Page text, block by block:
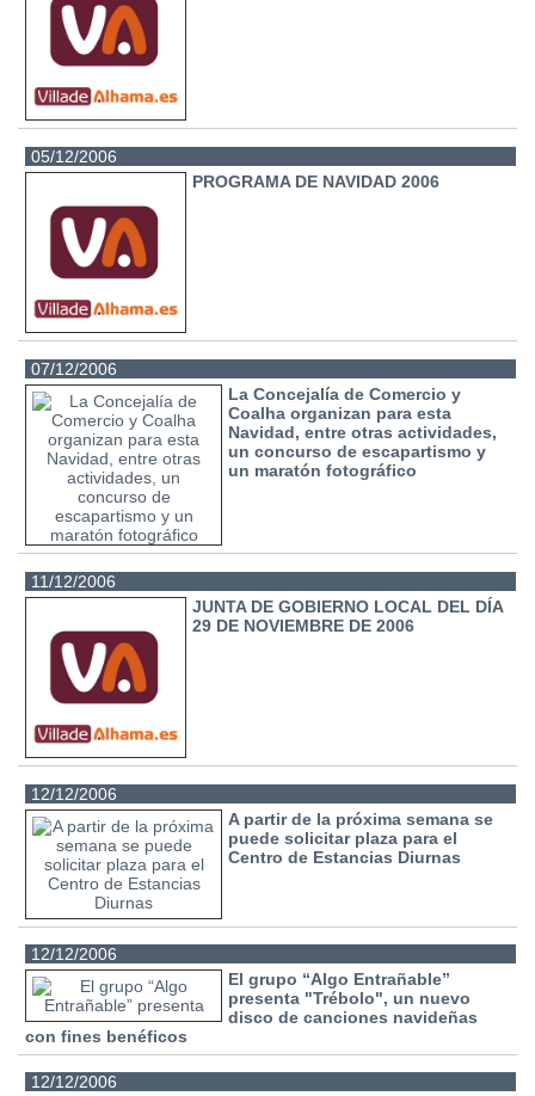
05/12/2006
PROGRAMA DE NAVIDAD 2006
07/12/2006
La Concejalía de Comercio y
Coalha organizan para esta
Navidad, entre otras actividades,
un concurso de escapartismo y
un maratón fotográfico
11/12/2006
JUNTA DE GOBIERNO LOCAL DEL DÍA
29 DE NOVIEMBRE DE 2006
12/12/2006
A partir de la próxima semana se
puede solicitar plaza para el
Centro de Estancias Diurnas
12/12/2006
El grupo “Algo Entrañable”
presenta "Trébolo", un nuevo
disco de canciones navideñas
con fines benéficos
12/12/2006